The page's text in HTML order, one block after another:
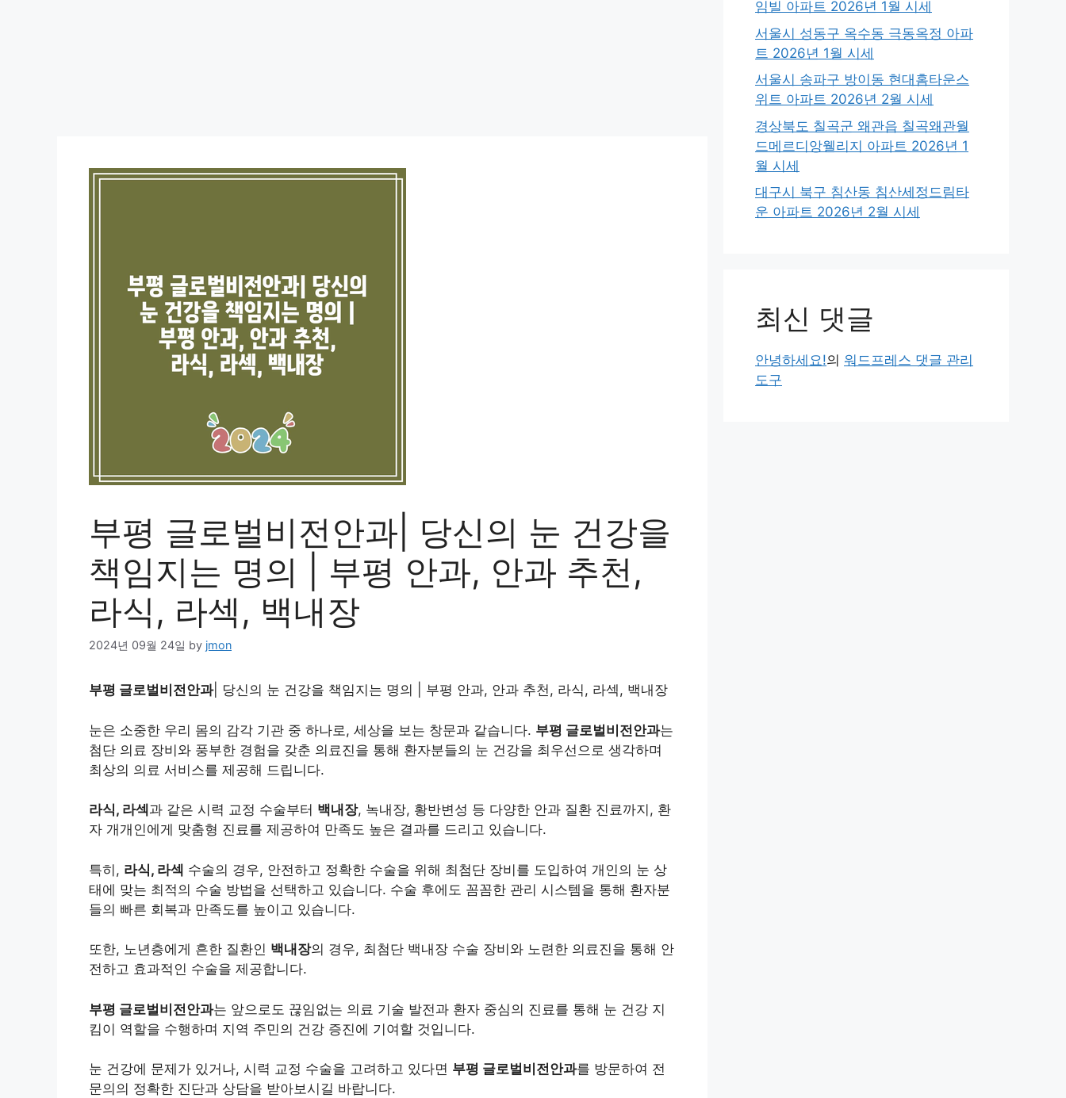
부평 글로벌비전안과| 당신의 눈 건강을
책임지는 명의 | 부평 안과, 안과 추천,
라식, 라섹, 백내장
2024년 09월 24일 by jmon
부평 글로벌비전안과| 당신의 눈 건강을 책임지는 명의 | 부평 안과, 안과 추천, 라식, 라섹, 백내장
눈은 소중한 우리 몸의 감각 기관 중 하나로, 세상을 보는 창문과 같습니다. 부평 글로벌비전안과는
첨단 의료 장비와 풍부한 경험을 갖춘 의료진을 통해 환자분들의 눈 건강을 최우선으로 생각하며
최상의 의료 서비스를 제공해 드립니다.
라식, 라섹 과 같은 시력 교정 수술부터 백내장, 녹내장, 황반변성 등 다양한 안과 질환 진료까지, 환
자 개개인에게 맞춤형 진료를 제공하여 만족도 높은 결과를 드리고 있습니다.
특히, 라식, 라섹 수술의 경우, 안전하고 정확한 수술을 위해 최첨단 장비를 도입하여 개인의 눈 상
태에 맞는 최적의 수술 방법을 선택하고 있습니다. 수술 후에도 꼼꼼한 관리 시스템을 통해 환자분
들의 빠른 회복과 만족도를 높이고 있습니다.
또한, 노년층에게 흔한 질환인 백내장의 경우, 최첨단 백내장 수술 장비와 노련한 의료진을 통해 안
전하고 효과적인 수술을 제공합니다.
부평 글로벌비전안과는 앞으로도 끊임없는 의료 기술 발전과 환자 중심의 진료를 통해 눈 건강 지
킴이 역할을 수행하며 지역 주민의 건강 증진에 기여할 것입니다.
눈 건강에 문제가 있거나, 시력 교정 수술을 고려하고 있다면 부평 글로벌비전안과를 방문하여 전
문의의 정확한 진단과 상담을 받아보시길 바랍니다.
임빌 아파트 2026년 1월 시세
서울시 성동구 옥수동 극동옥정 아파
트 2026년 1월 시세
서울시 송파구 방이동 현대홈타운스
위트 아파트 2026년 2월 시세
경상북도 칠곡군 왜관읍 칠곡왜관월
드메르디앙웰리지 아파트 2026년 1
월 시세
대구시 북구 침산동 침산세정드림타
운 아파트 2026년 2월 시세
최신 댓글
안녕하세요!의 워드프레스 댓글 관리
도구